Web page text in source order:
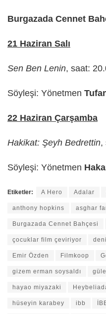
Burgazada Cennet
21 Haziran Salı
Sen Ben Lenin, saat:
Söyleşi: Yönetmen
22 Haziran Çarşamba
Hakikat: Şeyh Bedrettin,
Söyleşi: Yönetmen
Etiketler: A Hero Adalar
anthony hopkins asghar
Burgazada Cennet Bahçesi
çocuklar film çeviriyor
Emir Özden Filmkoop
gizem erman soysaldı
hayao miyazaki
hüseyin karabey ibb